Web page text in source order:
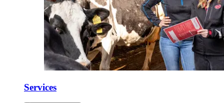
Services